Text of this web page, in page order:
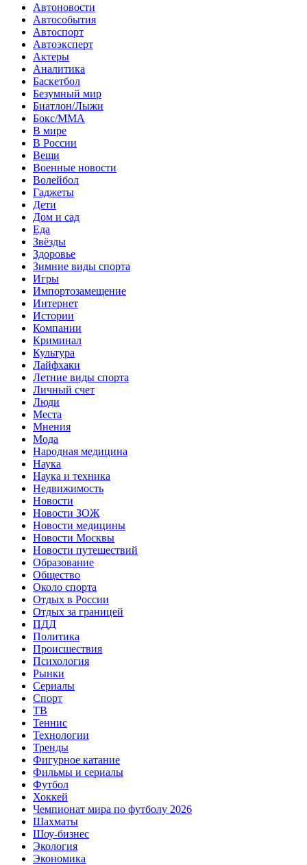
Автоновости
Автособытия
Автоспорт
Автоэксперт
Актеры
Аналитика
Баскетбол
Безумный мир
Биатлон/Лыжи
Бокс/MMA
В мире
В России
Вещи
Военные новости
Волейбол
Гаджеты
Дети
Дом и сад
Еда
Звёзды
Здоровье
Зимние виды спорта
Игры
Импортозамещение
Интернет
Истории
Компании
Криминал
Культура
Лайфхаки
Летние виды спорта
Личный счет
Люди
Места
Мнения
Мода
Народная медицина
Наука
Наука и техника
Недвижимость
Новости
Новости ЗОЖ
Новости медицины
Новости Москвы
Новости путешествий
Образование
Общество
Около спорта
Отдых в России
Отдых за границей
ПДД
Политика
Происшествия
Психология
Рынки
Сериалы
Спорт
ТВ
Теннис
Технологии
Тренды
Фигурное катание
Фильмы и сериалы
Футбол
Хоккей
Чемпионат мира по футболу 2026
Шахматы
Шоу-бизнес
Экология
Экономика